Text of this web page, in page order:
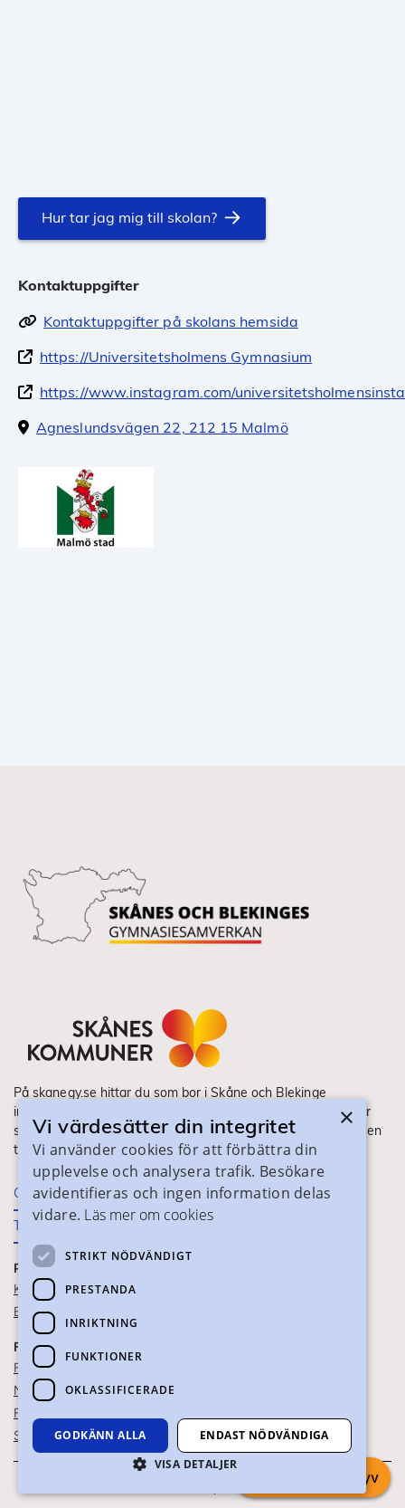
Hur tar jag mig till skolan?
Kontaktuppgifter
Kontaktuppgifter på skolans hemsida
https://Universitetsholmens Gymnasium
https://www.instagram.com/
Agneslundsvägen 22, 212 15 Malmö
På skanegy.se hittar du som bor i Skåne och Blekinge
information om ditt gymnasieval. Här ser du vilka utbildningar
som finns och hur ansökan och antagning går till. Webbplatsen
tillhandahålls av Skånes Kommuner.
Om webbplatsen
Tillgänglighet
PRAKTISK INFORMATION
Kontaktuppgifter
Blanketter
FÖR SKOLPERSONAL
För SYV
Nationella studievägskoder
För gymnasieskolor
Skolportalen
×
Vi värdesätter din integritet
Vi använder cookies för att förbättra din
upplevelse och analysera trafik. Besökare
avidentifieras och ingen information delas
vidare. Läs mer om cookies
STRIKT NÖDVÄNDIGT
PRESTANDA
INRIKTNING
FUNKTIONER
OKLASSIFICERADE
GODKÄNN ALLA
ENDAST NÖDVÄNDIGA
VISA DETALJER
Chatta med syv